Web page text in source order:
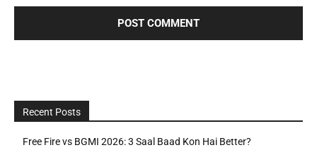
Recent Posts
Free Fire vs BGMI 2026: 3 Saal Baad Kon Hai Better?